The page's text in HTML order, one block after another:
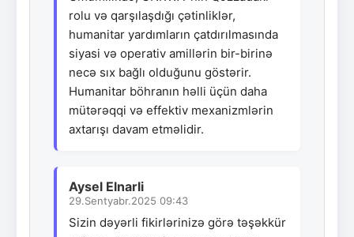
rolu və qarşılaşdığı çətinliklər,
humanitar yardımların çatdırılmasında
siyasi və operativ amillərin bir-birinə
necə sıx bağlı olduğunu göstərir.
Humanitar böhranın həlli üçün daha
mütərəqqi və effektiv mexanizmlərin
axtarışı davam etməlidir.
Aysel Elnarli
29.Sentyabr.2025 09:43
Sizin dəyərli fikirlərinizə görə təşəkkür